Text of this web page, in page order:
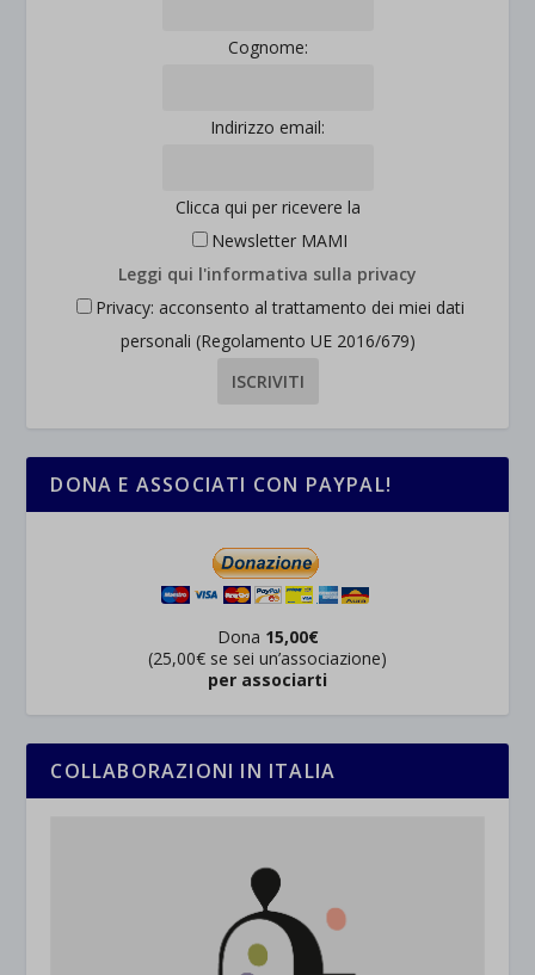
Cognome:
Indirizzo email:
Clicca qui per ricevere la
Newsletter MAMI
Leggi qui l'informativa sulla privacy
Privacy: acconsento al trattamento dei miei dati
personali (Regolamento UE 2016/679)
DONA E ASSOCIATI CON PAYPAL!
Dona 15,00€
(25,00€ se sei un’associazione)
per associarti
COLLABORAZIONI IN ITALIA